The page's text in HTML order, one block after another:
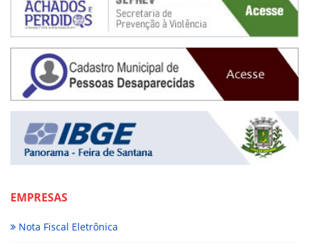
EMPRESAS
Nota Fiscal Eletrônica